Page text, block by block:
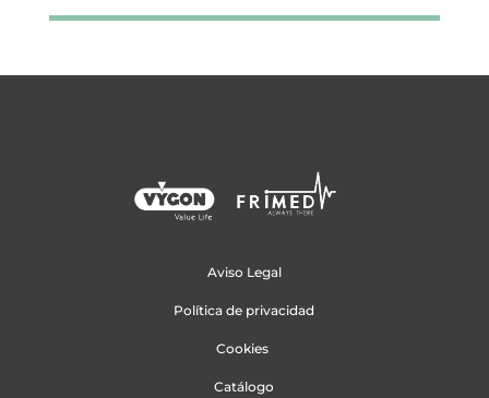
Aviso Legal
Política de privacidad
Cookies
Catálogo